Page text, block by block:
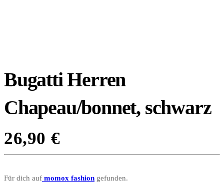
Bugatti Herren
Chapeau/bonnet, schwarz
26,90 €
Für dich auf momox fashion gefunden.